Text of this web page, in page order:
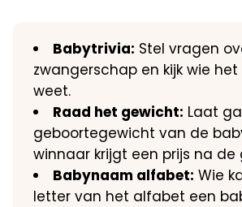
Babytrivia: Stel vragen
zwangerschap en kijk wie
weet.​
Raad het gewicht: Laat
geboortegewicht van de
winnaar krijgt een prijs na de
Babynaam alfabet: Wie
letter van het alfabet een